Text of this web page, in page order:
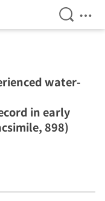
検索を
メ
water-
in early
898)